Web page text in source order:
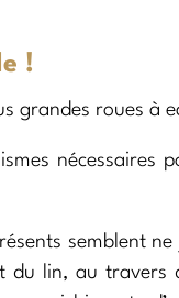
!
grandes roues à
nécessaires
semblent
lin, au travers